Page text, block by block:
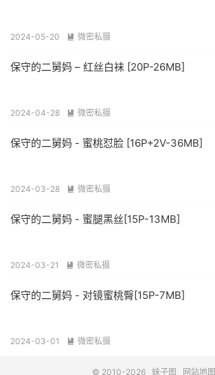
2024-05-20  微密私摄
保守的二舅妈 – 红丝白袜 [20P-26MB]
2024-04-28  微密私摄
保守的二舅妈 - 蜜桃怼脸 [16P+2V-36MB]
2024-03-28  微密私摄
保守的二舅妈 - 蜜腿黑丝[15P-13MB]
2024-03-21  微密私摄
保守的二舅妈 - 对镜蜜桃臀[15P-7MB]
2024-03-01  微密私摄
© 2010-2026 妹子图 网站地图